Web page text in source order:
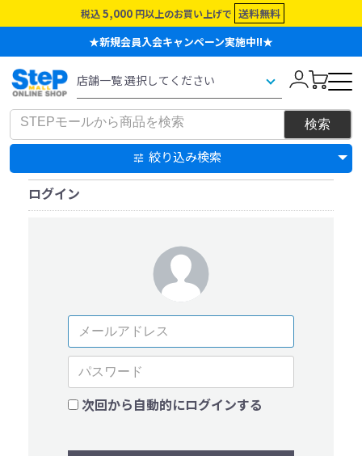
税込 5,000 円以上のお買い上げで 送料無料
★新規会員入会キャンペーン実施中!!★
絞り込み検索
ログイン
次回から自動的にログインする